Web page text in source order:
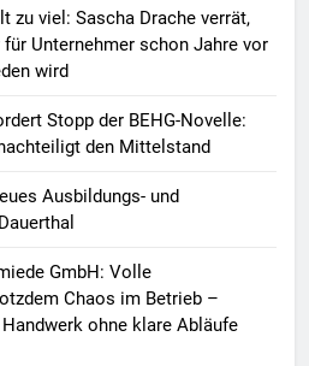
zu viel: Sascha Drache verrät,
Unternehmer schon Jahre vor
wird
Stopp der BEHG-Novelle:
den Mittelstand
Ausbildungs- und
GmbH: Volle
Chaos im Betrieb –
ohne klare Abläufe